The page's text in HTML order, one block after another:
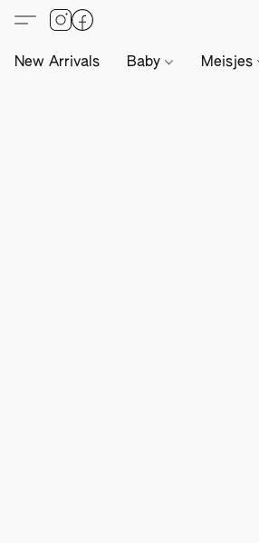
New Arrivals Baby Meisjes